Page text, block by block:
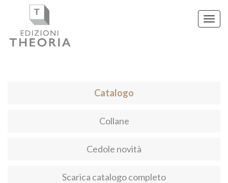
Catalogo
Collane
Cedole novità
Scarica catalogo completo